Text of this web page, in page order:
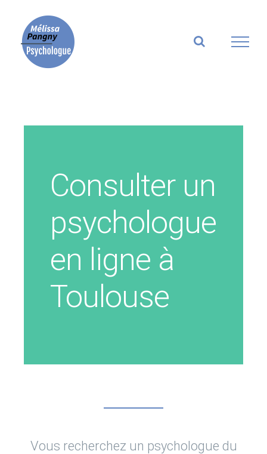
content
Consulter un
psychologue
en ligne à
Toulouse
Vous recherchez un psychologue du